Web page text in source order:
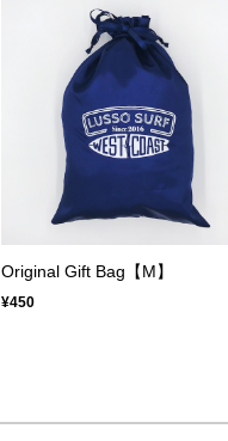
Original Gift Bag【M】
¥450